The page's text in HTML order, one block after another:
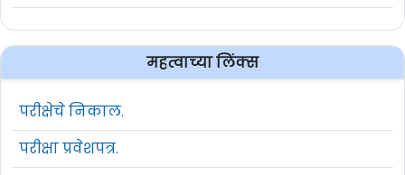
महत्वाच्या लिंक्स
परीक्षेचे निकाल.
परीक्षा प्रवेशपत्र.